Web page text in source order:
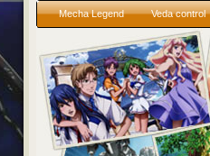
Mecha Legend Veda control